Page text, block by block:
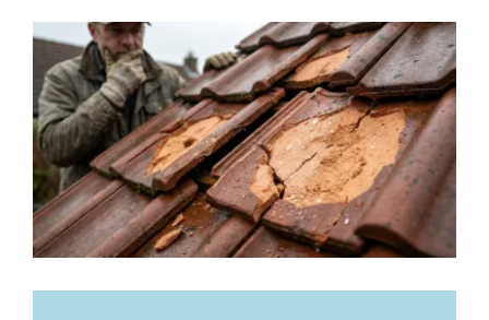
View
Larger
Image